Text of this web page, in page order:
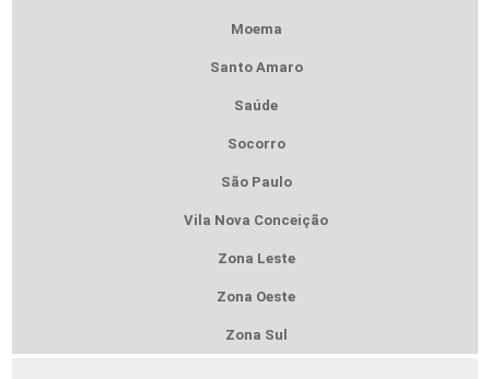
Moema
Santo Amaro
Saúde
Socorro
São Paulo
Vila Nova Conceição
Zona Leste
Zona Oeste
Zona Sul